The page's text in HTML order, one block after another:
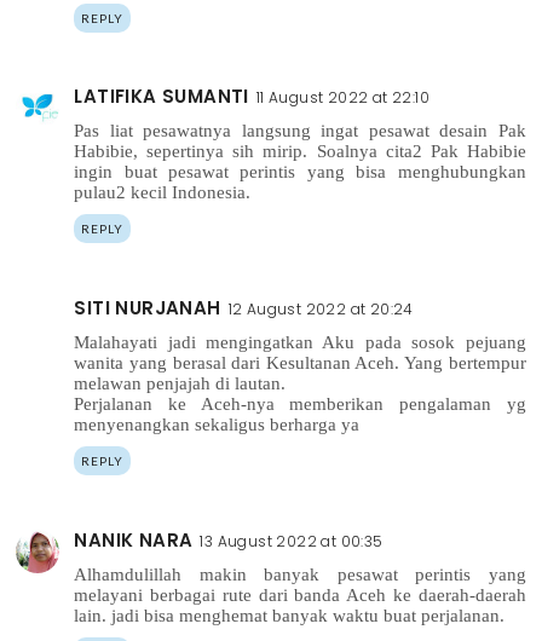
REPLY
LATIFIKA SUMANTI 11 August 2022 at 22:10
Pas liat pesawatnya langsung ingat pesawat desain Pak
Habibie, sepertinya sih mirip. Soalnya cita2 Pak Habibie
ingin buat pesawat perintis yang bisa menghubungkan
pulau2 kecil Indonesia.
REPLY
SITI NURJANAH 12 August 2022 at 20:24
Malahayati jadi mengingatkan Aku pada sosok pejuang
wanita yang berasal dari Kesultanan Aceh. Yang bertempur
melawan penjajah di lautan.
Perjalanan ke Aceh-nya memberikan pengalaman yg
menyenangkan sekaligus berharga ya
REPLY
NANIK NARA 13 August 2022 at 00:35
Alhamdulillah makin banyak pesawat perintis yang
melayani berbagai rute dari banda Aceh ke daerah-daerah
lain. jadi bisa menghemat banyak waktu buat perjalanan.